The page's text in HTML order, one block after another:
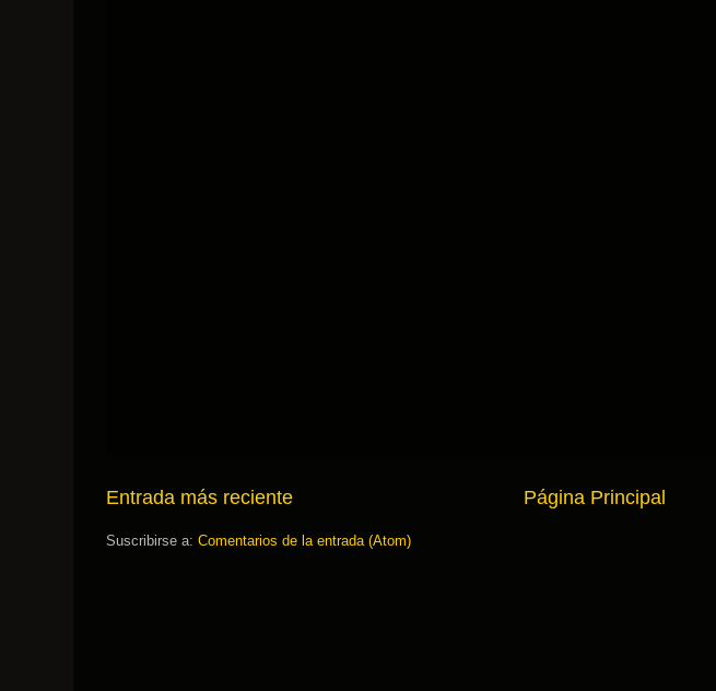
Entrada más reciente Página Principal
Suscribirse a: Comentarios de la entrada (Atom)